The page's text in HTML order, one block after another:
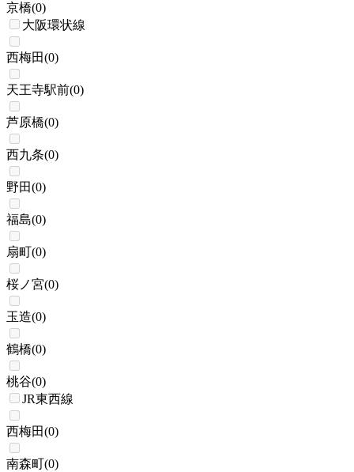
京橋(0)
大阪環状線
西梅田(0)
天王寺駅前(0)
芦原橋(0)
西九条(0)
野田(0)
福島(0)
扇町(0)
桜ノ宮(0)
玉造(0)
鶴橋(0)
桃谷(0)
JR東西線
西梅田(0)
南森町(0)